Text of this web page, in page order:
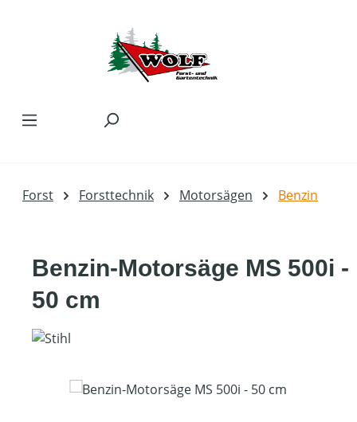
Forst Forsttechnik Motorsägen Benzin
Benzin-Motorsäge MS 500i -
50 cm
Bildergalerie überspringen